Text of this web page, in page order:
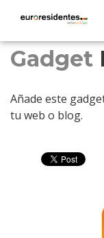
Gadget
Añade este
tu web o blog.